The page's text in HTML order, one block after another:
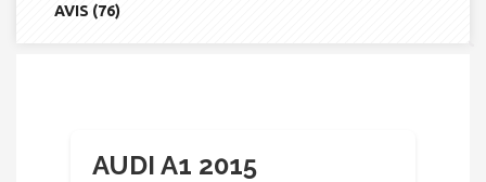
AVIS (76)
AUDI A1 2015